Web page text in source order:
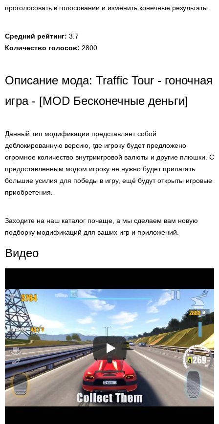
проголосовать в голосовании и изменить конечные результаты.
Средний рейтинг: 3.7
Количество голосов: 2800
Описание мода: Traffic Tour - гоночная
игра - [MOD Бесконечные деньги]
Данный тип модификации представляет собой
деблокированную версию, где игроку будет предложено
огромное количество внутриигровой валюты и другие плюшки. С
предоставленным модом игроку не нужно будет прилагать
большие усилия для победы в игру, ещё будут открыты игровые
приобретения.
Заходите на наш каталог почаще, а мы сделаем вам новую
подборку модификаций для ваших игр и приложений.
Видео